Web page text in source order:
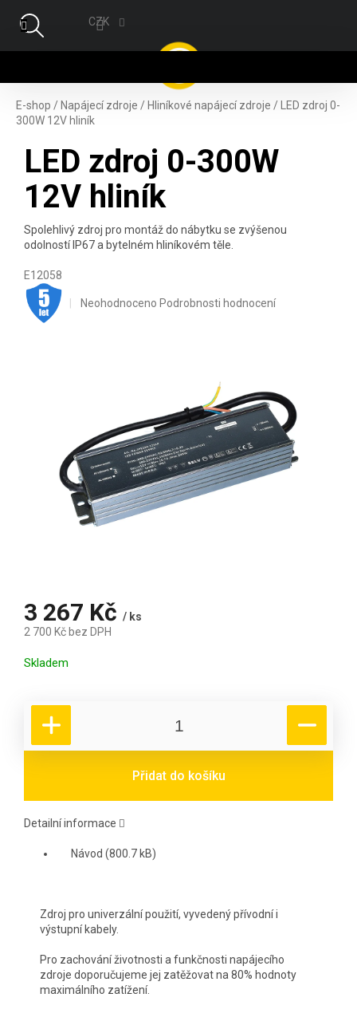
CZK
E-shop / Napájecí zdroje / Hliníkové napájecí zdroje /
LED zdroj 0-
300W 12V hliník
LED zdroj 0-300W
12V hliník
Spolehlivý zdroj pro montáž do nábytku se zvýšenou
odolností IP67 a bytelném hliníkovém těle.
E12058
.
Průměrné hodnocení produktu je 0,0 z 5 hvězdiček.
Neohodnoceno Podrobnosti hodnocení
3 267 Kč / ks
2 700 Kč bez DPH
Skladem
Přidat do košíku
Detailní informace
Návod (800.7 kB)
Zdroj pro univerzální použití, vyvedený přívodní i
výstupní kabely.
Pro zachování životnosti a funkčnosti napájecího
zdroje doporučujeme jej zatěžovat na 80% hodnoty
maximálního zatížení.